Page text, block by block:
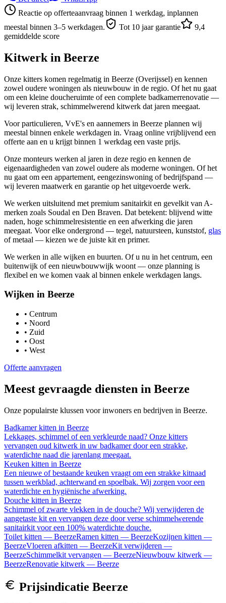
Reactie op offerteaanvraag binnen 1 werkdag, inplannen
meestal binnen 3–5 werkdagen.
Tot 10 jaar garantie
9,4
gemiddelde score
Kitwerk in Beerze
Onze kitters komen regelmatig in Beerze (Overijssel) en kennen
zowel oudere woningen als nieuwbouw in de regio. Of het nu gaat
om een kleine doucheruimte of een complete badkamerrenovatie —
wij leveren strak, schimmelwerend kitwerk dat jaren meegaat.
Voor particulieren, VvE's en aannemers in Beerze plannen wij
meestal binnen enkele werkdagen in. Vraag online vrijblijvend een
offerte aan en u krijgt binnen 1 werkdag een vaste prijs.
Onze monteurs werken al jaren in deze regio en kennen de
eigenaardigheden van zowel oudere als moderne woningen. Of het
nu gaat om een appartement, eengezinswoning of bedrijfspand —
wij leveren maatwerk en garantie op het uitgevoerde werk.
We werken uitsluitend met premium sanitairkit en gevelkit van A-
merken zoals Soudal en Den Braven. Dat betekent: blijvend witte
naden, hoge schimmelresistentie en een afwerking die jaren
meegaat. Voor elke ondergrond — tegel, natuursteen, kunststof, glas
of metaal — kiezen we de juiste kit en primer.
We werken in alle wijken en buurten. Of u nu in het centrum, een
buitenwijk of een nieuwbouwwijk woont — onze planning is
flexibel en we komen vaak al binnen enkele werkdagen langs.
Wijken in Beerze
• Centrum
• Noord
• Zuid
• Oost
• West
Offerte aanvragen
Meest gevraagde diensten in Beerze
Onze populairste klussen voor inwoners en bedrijven in Beerze.
Badkamer kitten in Beerze
Lekkages, schimmel of een verkleurde naad? Onze kitters
vervangen oud kitwerk in uw badkamer door een strakke,
waterdichte naad die jarenlang meegaat.
Keuken kitten in Beerze
Een nieuwe of bestaande keuken vraagt om een strakke kitnaad
tussen werkblad, achterwand en spoelbak. Wij zorgen voor een
waterdichte en hygiënische afwerking.
Douche kitten in Beerze
Schimmel of zwarte vlekken in de douche? Wij verwijderen de
aangetaste kit en vervangen deze door verse schimmelwerende
sanitairkit voor een 100% waterdichte douche.
Toilet kitten — BeerzeRamen kitten — BeerzeKozijnen kitten —
BeerzeVloeren afkitten — BeerzeKit verwijderen —
BeerzeSchimmelkit vervangen — BeerzeNieuwbouw kitwerk —
BeerzeRenovatie kitwerk — Beerze
Prijsindicatie Beerze